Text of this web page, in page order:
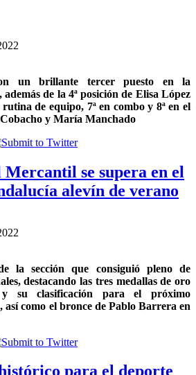
un brillante tercer puesto en la
de la 4ª posición de Elisa López
de equipo, 7ª en combo y 8ª en el
y María Manchado
se supera en el
alevín de verano
la sección que consiguió pleno de
destacando las tres medallas de oro
su clasificación para el próximo
así como el bronce de Pablo Barrera en
para el deporte